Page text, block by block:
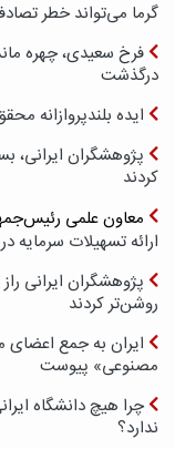
گرما می‌تواند خطر
فرخ سعیدی، چهره
درگذشت
ایده بلندپروازانه
پژوهشگران ایرانی،
کردند
معاون علمی
ارائه تسهیلات سرمایه در گردش تا سقف
پژوهشگران ایرانی
روشن‌تر کردند
ایران به جمع
مصنوعی» پیوست
ندارد؟